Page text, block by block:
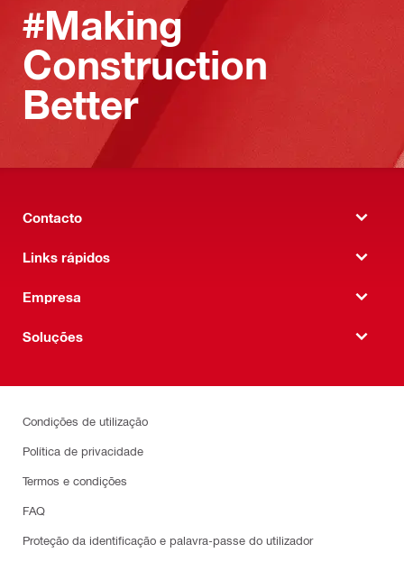
#Making
Construction
Better
Contacto
Links rápidos
Empresa
Soluções
Condições de utilização
Política de privacidade
Termos e condições
FAQ
Proteção da identificação e palavra-passe do utilizador